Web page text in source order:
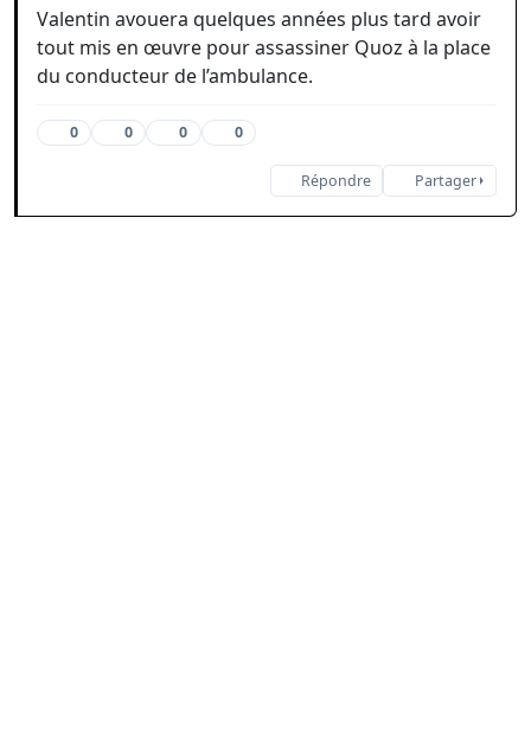
Valentin avouera quelques années plus tard avoir
tout mis en œuvre pour assassiner Quoz à la place
du conducteur de l’ambulance.
0 0 0 0
Répondre Partager